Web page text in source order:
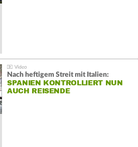
Nach heftigem Streit mit Italien:
SPANIEN KONTROLLIERT NUN
AUCH REISENDE